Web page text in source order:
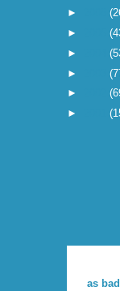
►
►
►
►
►
►
as